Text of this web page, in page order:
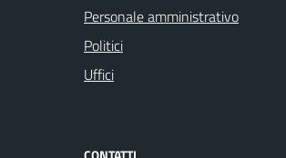
Personale amministrativo
Politici
Uffici